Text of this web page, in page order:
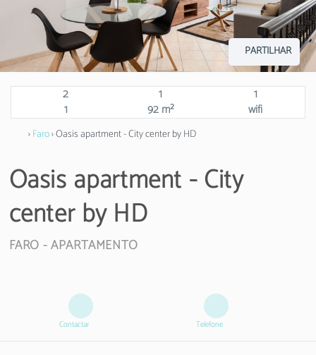
PARTILHAR
2 1
1
1
92 m² wifi
›Faro› Oasis apartment - City center by HD
Oasis apartment - City
center by HD
FARO -APARTAMENTO
Contactar Telefone